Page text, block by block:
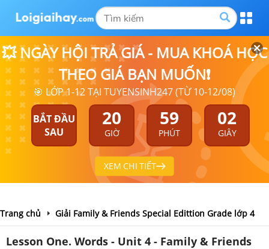
💥 NGÀY HỘI TRẢ GIÁ - MUA KHOÁ HỌC
THEO GIÁ BẠN MUỐN❗
🎯 LỚP 1-12 TẠI TUYENSINH247 (TỪ 10-12/08)
BẮT ĐẦU
SAU
20
GIỜ
59
PHÚT
01
GIÂY
XEM CHI TIẾT
Trang chủ Giải Family & Friends Special Edittion Grade lớp 4
Lesson One. Words - Unit 4 - Family & Friends